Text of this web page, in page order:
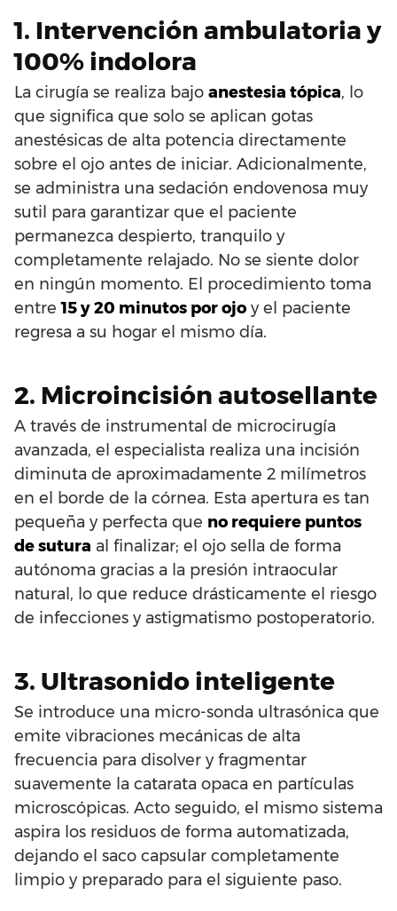
1. Intervención ambulatoria y
100% indolora
La cirugía se realiza bajo anestesia tópica, lo
que significa que solo se aplican gotas
anestésicas de alta potencia directamente
sobre el ojo antes de iniciar. Adicionalmente,
se administra una sedación endovenosa muy
sutil para garantizar que el paciente
permanezca despierto, tranquilo y
completamente relajado. No se siente dolor
en ningún momento. El procedimiento toma
entre15 y 20 minutos por ojo y el paciente
regresa a su hogar el mismo día.
2. Microincisión autosellante
A través de instrumental de microcirugía
avanzada, el especialista realiza una incisión
diminuta de aproximadamente 2 milímetros
en el borde de la córnea. Esta apertura es tan
pequeña y perfecta que no requiere puntos
de sutura al finalizar; el ojo sella de forma
autónoma gracias a la presión intraocular
natural, lo que reduce drásticamente el riesgo
de infecciones y astigmatismo postoperatorio.
3. Ultrasonido inteligente
Se introduce una micro-sonda ultrasónica que
emite vibraciones mecánicas de alta
frecuencia para disolver y fragmentar
suavemente la catarata opaca en partículas
microscópicas. Acto seguido, el mismo sistema
aspira los residuos de forma automatizada,
dejando el saco capsular completamente
limpio y preparado para el siguiente paso.